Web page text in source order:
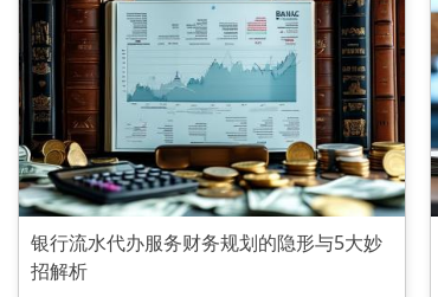
银行流水代办服务财务规划的隐形与5大妙
招解析